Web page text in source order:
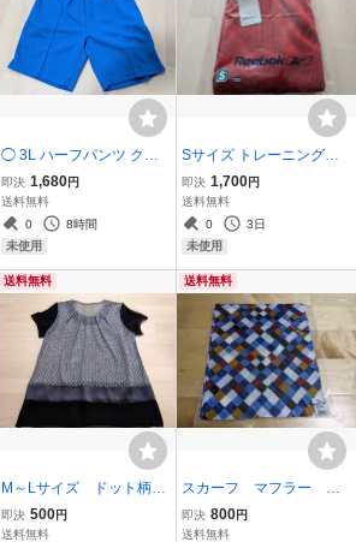
◯ 3L ハーフパンツ クォ
ーターサイズ ショートパ
ンツ 大きいサイズ 体操服
体操着 学校 ジャージ 新品
日本製 男女兼用
即決 1,680円
送料無料
0
8時間
未使用
Sサイズ トレーニングパ
ンツ Reebok リーボック
赤 レッド ジャージ 部活
高校 中学 日本製 新品 男
女兼用 体操着 体操服
即決 1,700円
送料無料
0
3日
未使用
送料無料
M～Lサイズ ドット柄
半袖 チュニック 未使
用品 トップス ブラウス
即決 500円
送料無料
送料無料
スカーフ マフラー 格
子 チェック柄
即決 800円
送料無料